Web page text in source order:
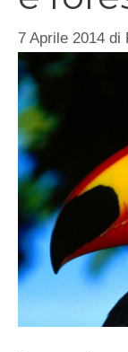
7 Aprile 2014 di